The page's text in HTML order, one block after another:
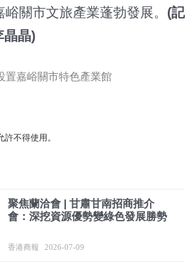
關市文旅產業蓬勃發展。 (記
晶晶)
置嘉峪關市特色產業館
不得使用。
聚焦蘭洽會 | 甘肅甘南招商推介
會：深挖資源優勢變綠色發展勝勢
香港商報 2026-07-09